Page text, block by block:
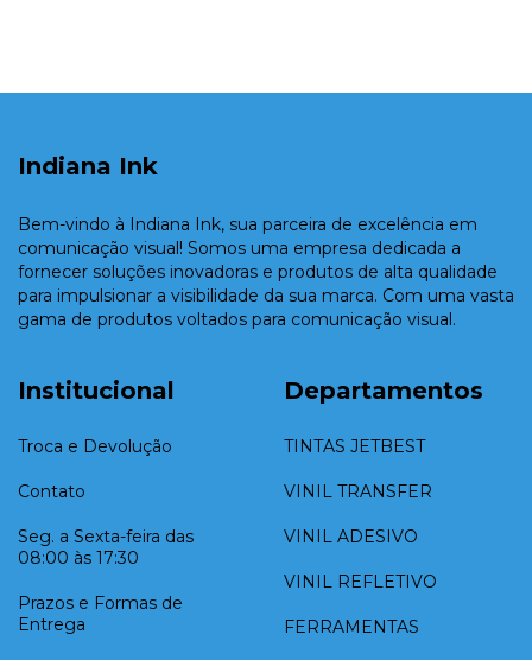
Indiana Ink
Bem-vindo à Indiana Ink, sua parceira de excelência em
comunicação visual! Somos uma empresa dedicada a
fornecer soluções inovadoras e produtos de alta qualidade
para impulsionar a visibilidade da sua marca. Com uma vasta
gama de produtos voltados para comunicação visual.
Institucional
Troca e Devolução
Contato
Seg. a Sexta-feira das
08:00 às 17:30
Prazos e Formas de
Entrega
Departamentos
TINTAS JETBEST
VINIL TRANSFER
VINIL ADESIVO
VINIL REFLETIVO
FERRAMENTAS